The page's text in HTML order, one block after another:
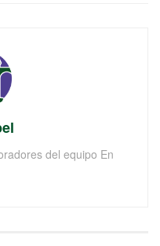
del equipo En